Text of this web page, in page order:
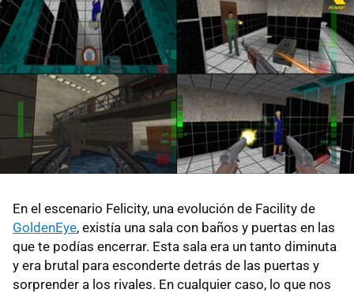
En el escenario Felicity, una evolución de Facility de
GoldenEye, existía una sala con baños y puertas en las
que te podías encerrar. Esta sala era un tanto diminuta
y era brutal para esconderte detrás de las puertas y
sorprender a los rivales. En cualquier caso, lo que nos